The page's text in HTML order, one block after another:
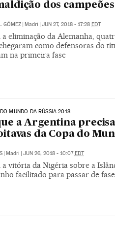
dos
GÓMEZ Madri JUN 27, 2018 - 17:28 EDT
a eliminação da Alemanha,
como defensoras do
na primeira fase
MUNDO DA RÚSSIA 2018
a Argentina
da Copa do
| Madri | JUN 26, 2018 - 10:07EDT
a vitória da Nigéria sobre a
facilitado para passar de fase